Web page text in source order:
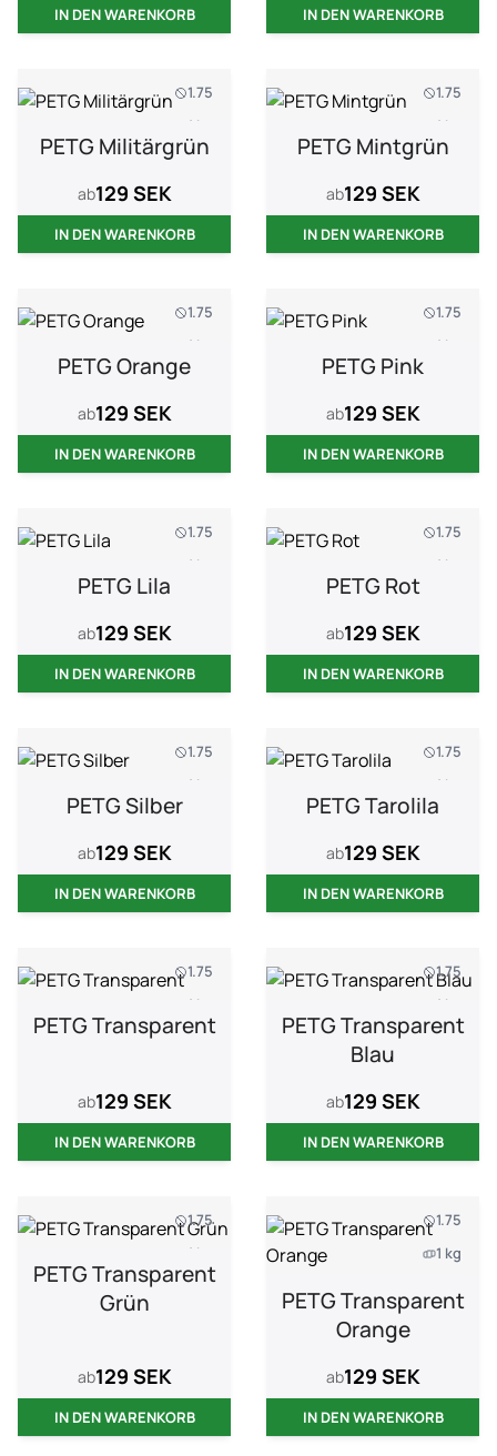
IN DEN WARENKORB IN DEN WARENKORB
1.75
1 kg
PETG Militärgrün
ab129 SEK
IN DEN WARENKORB
1.75
1 kg
PETG Mintgrün
ab129 SEK
IN DEN WARENKORB
1.75
1 kg
PETG Orange
ab129 SEK
IN DEN WARENKORB
1.75
1 kg
PETG Pink
ab129 SEK
IN DEN WARENKORB
1.75
1 kg
PETG Lila
ab129 SEK
IN DEN WARENKORB
1.75
1 kg
PETG Rot
ab129 SEK
IN DEN WARENKORB
1.75
1 kg
PETG Silber
ab129 SEK
IN DEN WARENKORB
1.75
1 kg
PETG Tarolila
ab129 SEK
IN DEN WARENKORB
1.75
1 kg
PETG Transparent
ab129 SEK
IN DEN WARENKORB
1.75
1 kg
PETG Transparent
Blau
ab129 SEK
IN DEN WARENKORB
1.75
1 kg
PETG Transparent
Grün
ab129 SEK
IN DEN WARENKORB
1.75
1 kg
PETG Transparent
Orange
ab129 SEK
IN DEN WARENKORB